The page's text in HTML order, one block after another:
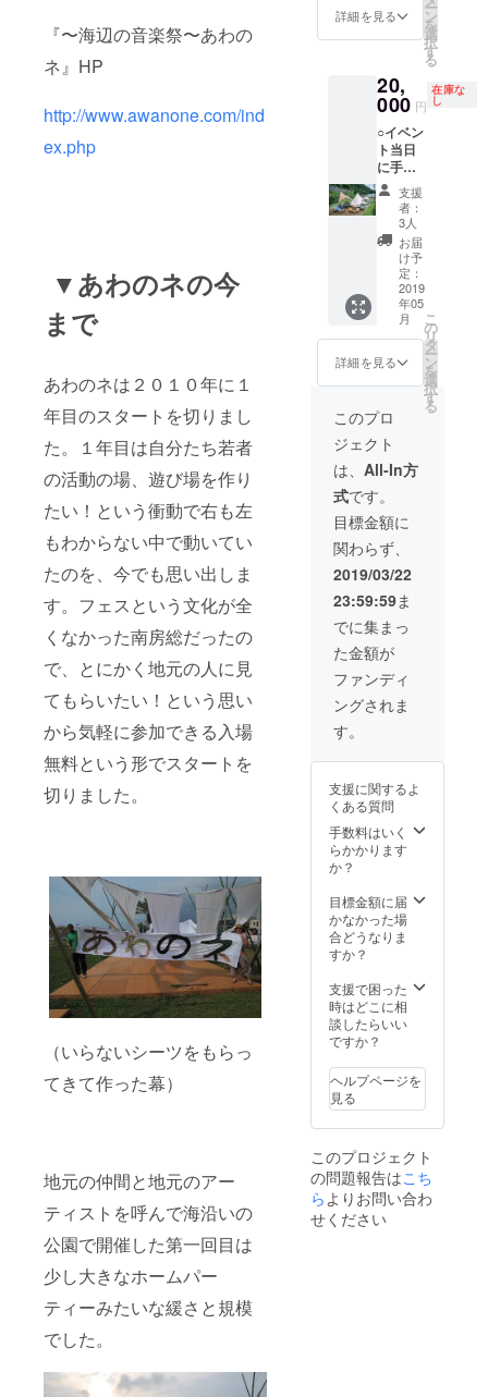
『〜海辺の音楽祭〜あわの
ネ』HP
http://www.awanone.com/ind
ex.php
▼あわのネの今
まで
あわのネは２０１０年に１
年目のスタートを切りまし
た。１年目は自分たち若者
の活動の場、遊び場を作り
たい！という衝動で右も左
もわからない中で動いてい
たのを、今でも思い出しま
す。フェスという文化が全
くなかった南房総だったの
で、とにかく地元の人に見
てもらいたい！という思い
から気軽に参加できる入場
無料という形でスタートを
切りました。
（いらないシーツをもらっ
てきて作った幕）
地元の仲間と地元のアー
ティストを呼んで海沿いの
公園で開催した第一回目は
少し大きなホームパー
ティーみたいな緩さと規模
でした。
望が多
する予
定で
す。
ち込み
別途料
金にな
ります
が、テ
ントレ
ンタル
やホテ
ルでの
宿泊も
可能で
※場所
やスケ
ジュー
ルなど
は応相
画
・
イベン
に海辺
区画で
オート
キャン
プがで
きま
す。
(6m×6
mエリ
ア)
・
テント
などは
各自持
ち込み
となり
ます。
定とな
ります
詳細を見る ー
ン
を
選
択
す
る
20,
000 円
在庫な
し
○イベン
ト当日
に手ぶ
らで
CAMP
できる
チケッ
ト：
20,000
円/１区
・
イベン
ト当日
に手ぶ
らで
CAMP
が楽し
めるチ
ケット
・
テン
ト、寝
具、
タープ
、机
椅子、
BBQ機
材が
セット
された
手ぶら
プラン
・
ります
支援
者：
3人
お届
け予
定：
2019
年05
月
詳細を見る
こ
の
リ
タ
ー
ン
を
選
択
す
る
このプロ
ジェクト
は、 All-In方
式です。
目標金額に
関わらず、
2019/03/22
23:59:59ま
でに集まっ
た金額が
ファンディ
ングされま
す。
支援に関するよ
くある質問
手数料はいく
らかかります
か？
目標金額に届
かなかった場
合どうなりま
すか？
支援で困った
時はどこに相
談したらいい
ですか？
ヘルプページを
見る
このプロジェクト
の問題報告はこち
ら よりお問い合わ
せください